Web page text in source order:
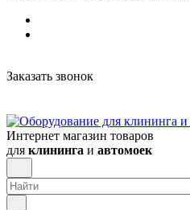
Заказать звонок
Интернет магазин товаров
для клининга и автомоек